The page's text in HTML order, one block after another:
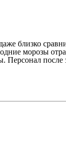
близко
морозы
после